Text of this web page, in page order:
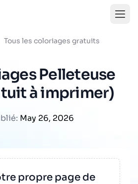
Tous les coloriages gratuits
Pelleteuse
à imprimer)
May 26, 2026
propre page de